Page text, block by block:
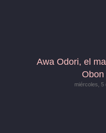
Awa Odori, el
miércoles, 5